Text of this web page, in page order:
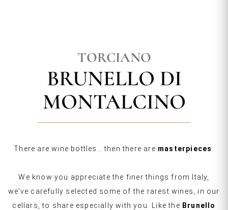
TORCIANO
BRUNELLO DI
MONTALCINO
There are wine bottles… then there are masterpieces
We know you appreciate the finer things from Italy,
we’ve carefully selected some of the rarest wines, in our
cellars, to share especially with you. Like the Brunello